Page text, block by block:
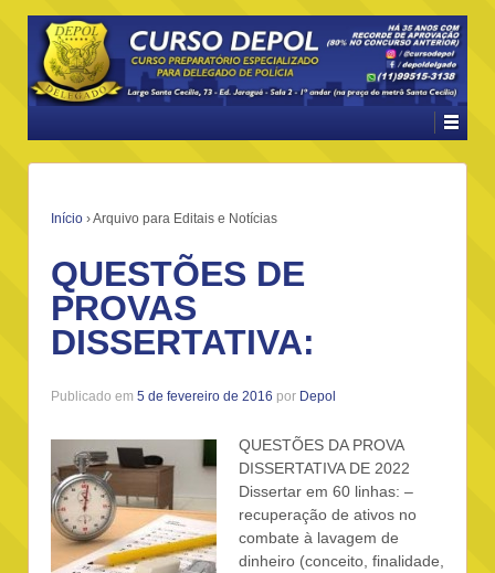
Início ›Arquivo para Editais e Notícias
QUESTÕES DE
PROVAS
DISSERTATIVA:
Publicado em 5 de fevereiro de 2016 por Depol
QUESTÕES DA PROVA
DISSERTATIVA DE 2022
Dissertar em 60 linhas: –
recuperação de ativos no
combate à lavagem de
dinheiro (conceito, finalidade,